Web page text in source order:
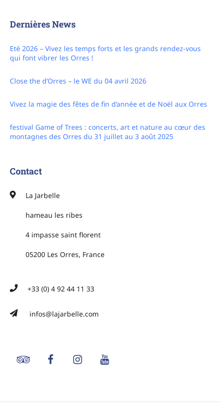
Dernières News
Eté 2026 – Vivez les temps forts et les grands rendez-vous
qui font vibrer les Orres !
Close the d’Orres – le WE du 04 avril 2026
Vivez la magie des fêtes de fin d’année et de Noël aux Orres
festival Game of Trees : concerts, art et nature au cœur des
montagnes des Orres du 31 juillet au 3 août 2025
Contact
La Jarbelle
hameau les ribes
4 impasse saint florent
05200 Les Orres, France
+33 (0) 4 92 44 11 33
infos@lajarbelle.com